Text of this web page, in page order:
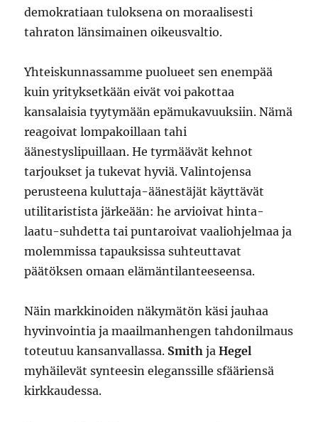
demokratiaan tuloksena on moraalisesti
tahraton länsimainen oikeusvaltio.
Yhteiskunnassamme puolueet sen enempää
kuin yrityksetkään eivät voi pakottaa
kansalaisia tyytymään epämukavuuksiin. Nämä
reagoivat lompakoillaan tahi
äänestyslipuillaan. He tyrmäävät kehnot
tarjoukset ja tukevat hyviä. Valintojensa
perusteena kuluttaja-äänestäjät käyttävät
utilitaristista järkeään: he arvioivat hinta-
laatu-suhdetta tai puntaroivat vaaliohjelmaa ja
molemmissa tapauksissa suhteuttavat
päätöksen omaan elämäntilanteeseensa.
Näin markkinoiden näkymätön käsi jauhaa
hyvinvointia ja maailmanhengen tahdonilmaus
toteutuu kansanvallassa. Smith jaHegel
myhäilevät synteesin eleganssille sfääriensä
kirkkaudessa.